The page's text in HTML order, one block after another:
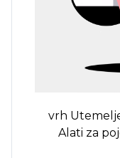
vrh
Alati za